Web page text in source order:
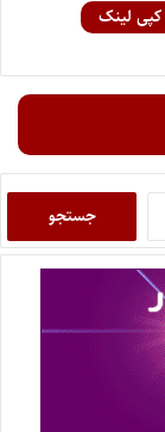
کپی لینک